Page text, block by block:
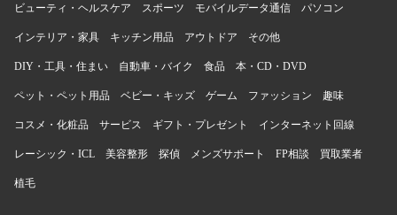
ビューティ・ヘルスケア スポーツ モバイルデータ通信 パソコン
インテリア・家具 キッチン用品 アウトドア その他
DIY・工具・住まい 自動車・バイク 食品 本・CD・DVD
ペット・ペット用品 ベビー・キッズ ゲーム ファッション 趣味
コスメ・化粧品 サービス ギフト・プレゼント インターネット回線
レーシック・ICL 美容整形 探偵 メンズサポート FP相談 買取業者
植毛